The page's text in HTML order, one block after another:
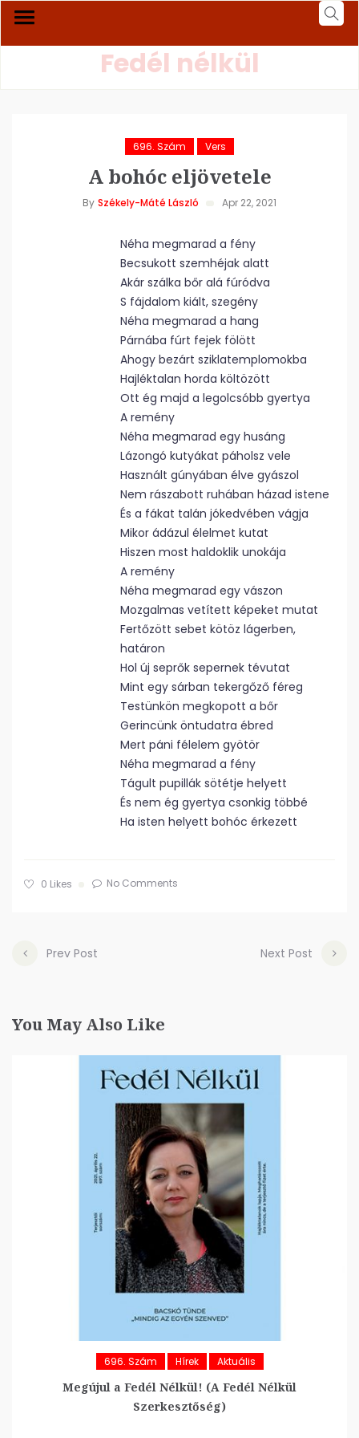
Fedél nélkül
696. Szám Vers
A bohóc eljövetele
By Székely-Máté László Apr 22, 2021
Néha megmarad a fény
Becsukott szemhéjak alatt
Akár szálka bőr alá fúródva
S fájdalom kiált, szegény
Néha megmarad a hang
Párnába fúrt fejek fölött
Ahogy bezárt sziklatemplomokba
Hajléktalan horda költözött
Ott ég majd a legolcsóbb gyertya
A remény
Néha megmarad egy husáng
Lázongó kutyákat páholsz vele
Használt gúnyában élve gyászol
Nem rászabott ruhában házad istene
És a fákat talán jókedvében vágja
Mikor ádázul élelmet kutat
Hiszen most haldoklik unokája
A remény
Néha megmarad egy vászon
Mozgalmas vetített képeket mutat
Fertőzött sebet kötöz lágerben,
határon
Hol új seprők sepernek tévutat
Mint egy sárban tekergőző féreg
Testünkön megkopott a bőr
Gerincünk öntudatra ébred
Mert páni félelem gyötör
Néha megmarad a fény
Tágult pupillák sötétje helyett
És nem ég gyertya csonkig többé
Ha isten helyett bohóc érkezett
0 Likes No Comments
Prev Post Next Post
You May Also Like
696. Szám Hírek Aktuális
Megújul a Fedél Nélkül! (A Fedél Nélkül
Szerkesztőség)